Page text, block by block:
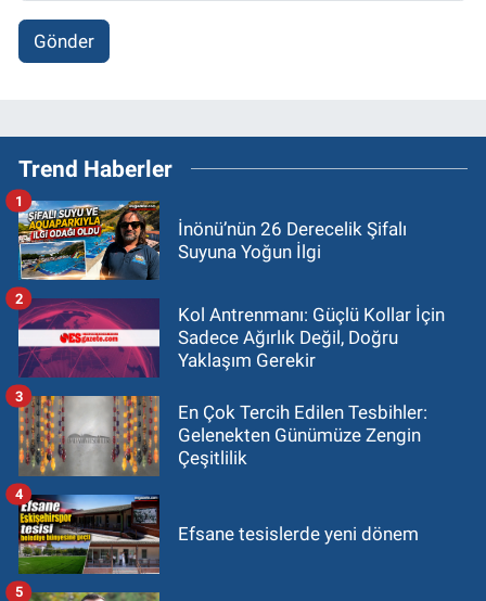
Gönder
Trend Haberler
İnönü’nün 26 Derecelik Şifalı
Suyuna Yoğun İlgi
1
Kol Antrenmanı: Güçlü Kollar İçin
Sadece Ağırlık Değil, Doğru
Yaklaşım Gerekir
2
En Çok Tercih Edilen Tesbihler:
Gelenekten Günümüze Zengin
Çeşitlilik
3
Efsane tesislerde yeni dönem
4
5